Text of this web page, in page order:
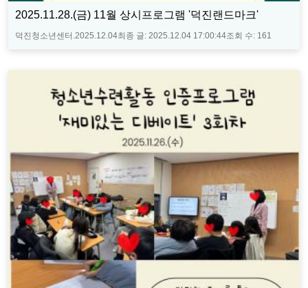
2025.11.28.(금) 11월 상시프로그램 '덕진랜드마크'
덕진청소년센터.2025.12.04최종 글:2025.12.04 17:00:44조회 수: 161